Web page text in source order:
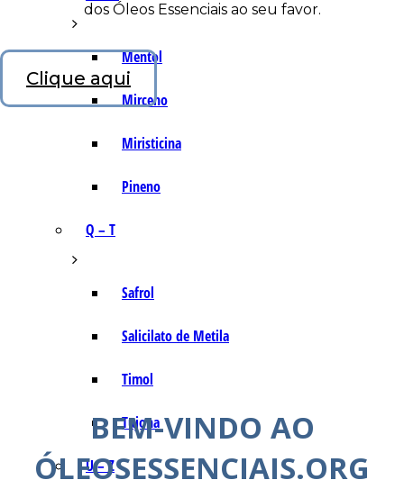
Mentol
Mirceno
Miristicina
Pineno
Q – T
Safrol
Salicilato de Metila
Timol
Tujona
U – Z
dos Óleos Essenciais ao seu favor.
Clique aqui
BEM-VINDO AO
ÓLEOSESSENCIAIS.ORG